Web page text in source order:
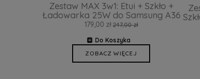
Zestaw MAX 3w1: Etui + Szkło +
Ładowarka 25W do Samsung A36
179,00 zł 247,00 zł
Do Koszyka
ZOBACZ WIĘCEJ